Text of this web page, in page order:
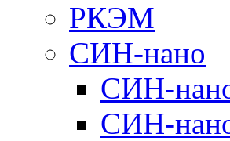
РКЭМ
СИН-нано
СИН-
СИН-